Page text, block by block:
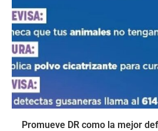
Promueve DR como la mejor